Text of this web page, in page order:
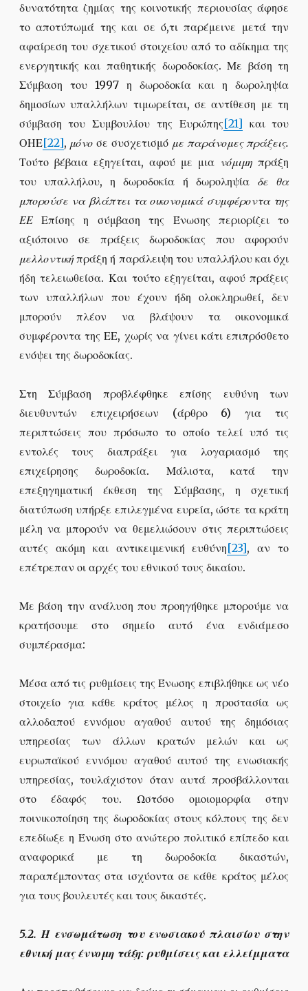
δυνατότητα ζημίας της κοινοτικής περιουσίας άφησε
το αποτύπωμά της και σε ό,τι παρέμεινε μετά την
αφαίρεση του σχετικού στοιχείου από το αδίκημα της
ενεργητικής και παθητικής δωροδοκίας. Με βάση τη
Σύμβαση του 1997 η δωροδοκία και η δωροληψία
δημοσίων υπαλλήλων τιμωρείται, σε αντίθεση με τη
σύμβαση του Συμβουλίου της Ευρώπης[21] και του
ΟΗΕ[22], μόνοσε συσχετισμό με παράνομες πράξεις.
Τούτο βέβαια εξηγείται, αφού με μια νόμιμη πράξη
του υπαλλήλου, η δωροδοκία ή δωροληψία δε θα
μπορούσε να βλάπτει τα οικονομικά συμφέροντα της
ΕΕΕπίσης η σύμβαση της Ένωσης περιορίζει το
αξιόποινο σε πράξεις δωροδοκίας που αφορούν
μελλοντικήπράξη ή παράλειψη του υπαλλήλου και όχι
ήδη τελειωθείσα. Και τούτο εξηγείται, αφού πράξεις
των υπαλλήλων που έχουν ήδη ολοκληρωθεί, δεν
μπορούν πλέον να βλάψουν τα οικονομικά
συμφέροντα της ΕΕ, χωρίς να γίνει κάτι επιπρόσθετο
ενόψει της δωροδοκίας.
Στη Σύμβαση προβλέφθηκε επίσης ευθύνη των
διευθυντών επιχειρήσεων (άρθρο 6) για τις
περιπτώσεις που πρόσωπο το οποίο τελεί υπό τις
εντολές τους διαπράξει για λογαριασμό της
επιχείρησης δωροδοκία. Μάλιστα, κατά την
επεξηγηματική έκθεση της Σύμβασης, η σχετική
διατύπωση υπήρξε επιλεγμένα ευρεία, ώστε τα κράτη
μέλη να μπορούν να θεμελιώσουν στις περιπτώσεις
αυτές ακόμη και αντικειμενική ευθύνη[23], αν το
επέτρεπαν οι αρχές του εθνικού τους δικαίου.
Με βάση την ανάλυση που προηγήθηκε μπορούμε να
κρατήσουμε στο σημείο αυτό ένα ενδιάμεσο
συμπέρασμα:
Μέσα από τις ρυθμίσεις της Ένωσης επιβλήθηκε ως νέο
στοιχείο για κάθε κράτος μέλος η προστασία ως
αλλοδαπού εννόμου αγαθού αυτού της δημόσιας
υπηρεσίας των άλλων κρατών μελών και ως
ευρωπαϊκού εννόμου αγαθού αυτού της ενωσιακής
υπηρεσίας, τουλάχιστον όταν αυτά προσβάλλονται
στο έδαφός του. Ωστόσο ομοιομορφία στην
ποινικοποίηση της δωροδοκίας στους κόλπους της δεν
επεδίωξε η Ένωση στο ανώτερο πολιτικό επίπεδο και
αναφορικά με τη δωροδοκία δικαστών,
παραπέμποντας στα ισχύοντα σε κάθε κράτος μέλος
για τους βουλευτές και τους δικαστές.
5.2. Η ενσωμάτωση του ενωσιακού πλαισίου στην
εθνική μας έννομη τάξη: ρυθμίσεις και ελλείμματα